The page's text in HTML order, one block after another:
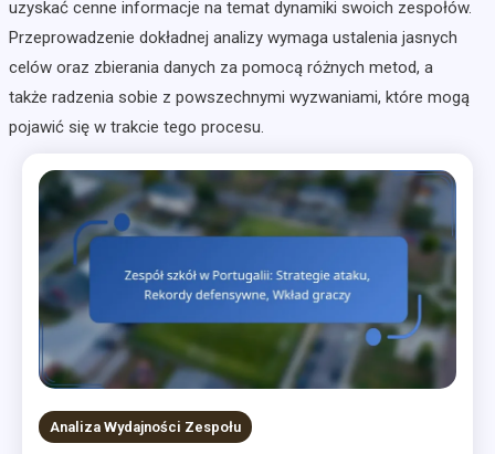
uzyskać cenne informacje na temat dynamiki swoich zespołów.
Przeprowadzenie dokładnej analizy wymaga ustalenia jasnych
celów oraz zbierania danych za pomocą różnych metod, a
także radzenia sobie z powszechnymi wyzwaniami, które mogą
pojawić się w trakcie tego procesu.
Analiza Wydajności Zespołu